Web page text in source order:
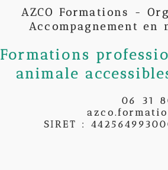
AZCO Formations -
Accompagnement
Formations
animale
06 31
SIRET :